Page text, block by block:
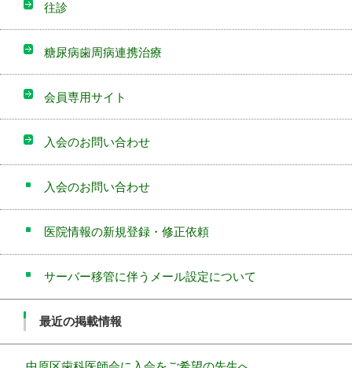
往診
糖尿病歯周病連携治療
会員専用サイト
入会のお問い合わせ
入会のお問い合わせ
医院情報の新規登録・修正依頼
サーバー移管に伴うメール設定について
最近の掲載情報